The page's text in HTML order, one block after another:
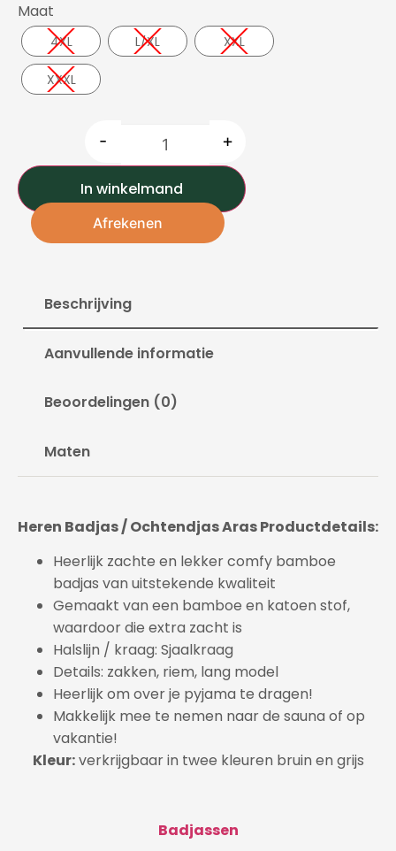
Maat
4XL L/XL XXL
XXXL
- +
In winkelmand
Afrekenen
Beschrijving
Aanvullende informatie
Beoordelingen (0)
Maten
Heren Badjas / Ochtendjas Aras Productdetails:
Heerlijk zachte en lekker comfy bamboe
badjas van uitstekende kwaliteit
Gemaakt van een bamboe en katoen stof,
waardoor die extra zacht is
Halslijn / kraag: Sjaalkraag
Details: zakken, riem, lang model
Heerlijk om over je pyjama te dragen!
Makkelijk mee te nemen naar de sauna of op
vakantie!
Kleur:verkrijgbaar in twee kleuren bruin en grijs
Badjassen